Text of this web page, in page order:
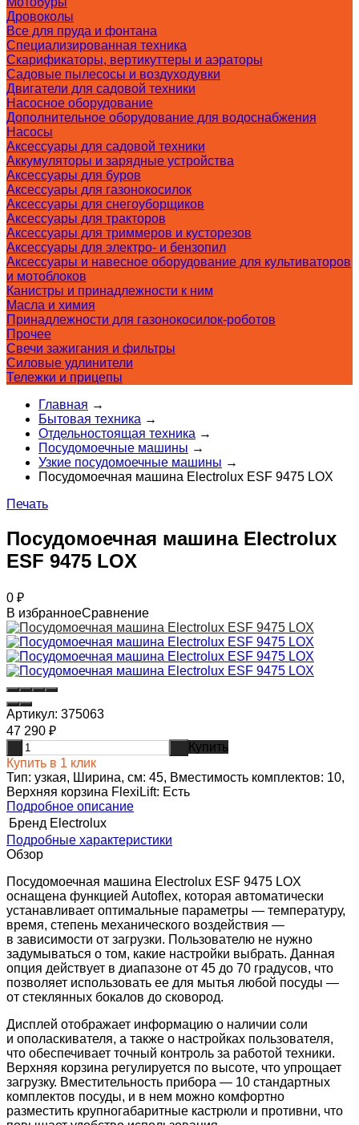
Дровоколы
Все для пруда и фонтана
Специализированная техника
Скарификаторы, вертикуттеры и аэраторы
Садовые пылесосы и воздуходувки
Двигатели для садовой техники
Насосное оборудование
Дополнительное оборудование для водоснабжения
Насосы
Аксессуары для садовой техники
Аккумуляторы и зарядные устройства
Аксессуары для буров
Аксессуары для газонокосилок
Аксессуары для снегоуборщиков
Аксессуары для тракторов
Аксессуары для триммеров и кусторезов
Аксессуары для электро- и бензопил
Аксессуары и навесное оборудование для культиваторов
и мотоблоков
Канистры и принадлежности к ним
Масла и химия
Принадлежности для газонокосилок-роботов
Прочее
Свечи зажигания и фильтры
Силовые удлинители
Тележки и прицепы
Главная →
Бытовая техника →
Отдельностоящая техника →
Посудомоечные машины →
Узкие посудомоечные машины →
Посудомоечная машина Electrolux ESF 9475 LOX
Печать
Посудомоечная машина Electrolux
ESF 9475 LOX
0 ₽
В избранноеСравнение
Артикул: 375063
47 290 ₽
Купить
Купить в 1 клик
Тип: узкая, Ширина, см: 45, Вместимость комплектов: 10,
Верхняя корзина FlexiLift: Есть
Подробное описание
Бренд Electrolux
Подробные характеристики
Обзор
Посудомоечная машина Electrolux ESF 9475 LOX
оснащена функцией Autoflex, которая автоматически
устанавливает оптимальные параметры — температуру,
время, степень механического воздействия —
в зависимости от загрузки. Пользователю не нужно
задумываться о том, какие настройки выбрать. Данная
опция действует в диапазоне от 45 до 70 градусов, что
позволяет использовать ее для мытья любой посуды —
от стеклянных бокалов до сковород.
Дисплей отображает информацию о наличии соли
и ополаскивателя, а также о настройках пользователя,
что обеспечивает точный контроль за работой техники.
Верхняя корзина регулируется по высоте, что упрощает
загрузку. Вместительность прибора — 10 стандартных
комплектов посуды, и в нем можно комфортно
разместить крупногабаритные кастрюли и противни, что